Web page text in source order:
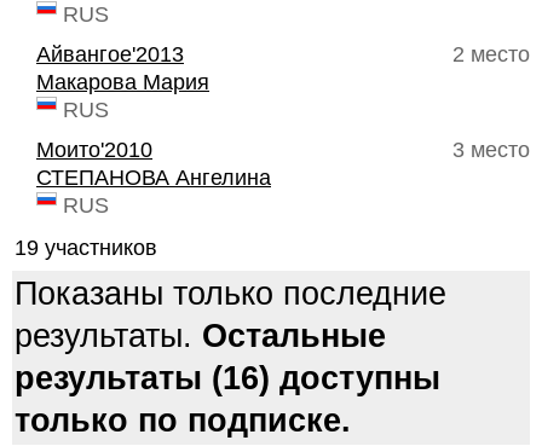
RUS
2 место
Айвангое'2013
Макарова Мария
RUS
3 место
Моито'2010
СТЕПАНОВА Ангелина
RUS
19 участников
Показаны только последние
результаты. Остальные
результаты (16) доступны
только по подписке.